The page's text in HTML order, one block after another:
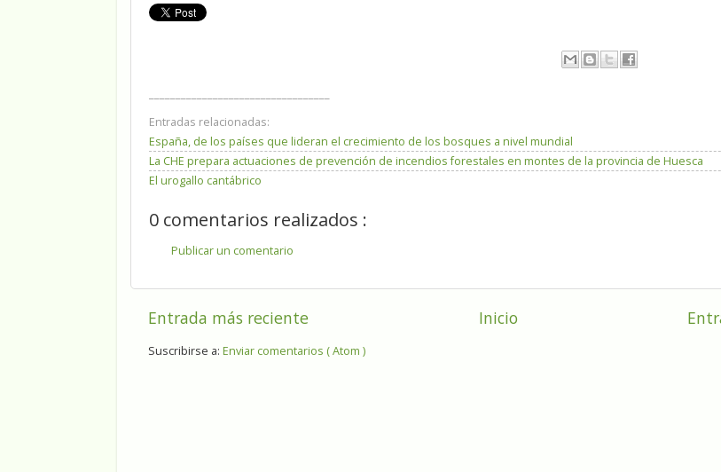
Entradas relacionadas:
España, de los países que lideran el crecimiento de los bosques a nivel mundial
La CHE prepara actuaciones de prevención de incendios forestales en montes de la provincia de Huesca
El urogallo cantábrico
0 comentarios realizados :
Publicar un comentario
Entrada más reciente Inicio
Suscribirse a: Enviar comentarios ( Atom )